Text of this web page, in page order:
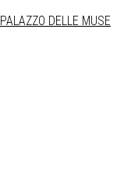
PALAZZO DELLE MUSE